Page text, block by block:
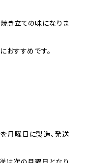
き立ての味になりま
おすすめです。
月曜日に製造、発送